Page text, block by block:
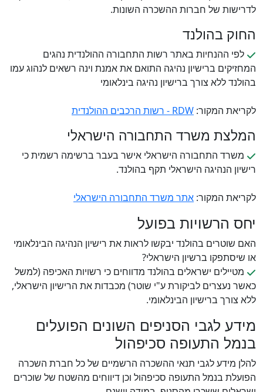
לדרישות של חברות ההשכרה השונות.
החוק בהולנד
לפי ההנחיות באתר רשות התחבורה ההולנדית נהגים
המחזיקים ברישיון נהיגה התואם את אמנת וינה רשאים לנהוג עמו
בהולנד ללא צורך ברישיון נהיגה בינלאומי
לקריאת המקור: RDW - רשות הרכבים ההולנדית
המלצת משרד התחבורה הישראלי
משרד התחבורה הישראלי אישר בעבר ברשימה רשמית כי
רישיון הנהיגה הישראלי תקף בהולנד.
לקריאת המקור: אתר משרד התחבורה הישראלי
יחס הרשויות בפועל
האם שוטרים בהולנד יבקשו לראות את רישיון הנהיגה הבינלאומי
או שיסתפקו ברשיון הישראלי?
מטיילים ישראלים בהולנד מדווחים כי רשויות האכיפה (למשל
כאשר נעצרים לביקורת ע"י שוטר) מכבדות את הרישיון הישראלי,
ללא צורך ברישיון הבינלאומי.
מידע לגבי הסניפים השונים הפועלים
בנמל התעופה סכיפהול
להלן מידע לגבי תנאי ההשכרה הרשמיים של כל חברת השכרה
הפועלת בנמל התעופה סכיפהול וכן דיווחים מהשטח של שוכרים